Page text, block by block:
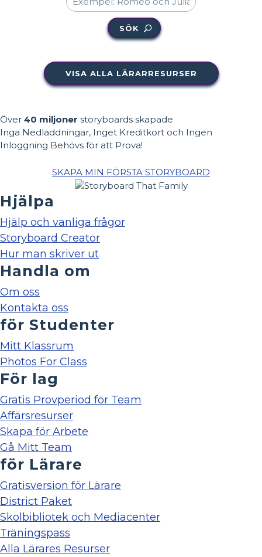
SÖK
VISA ALLA LÄRARRESURSER
Över 40 miljoner storyboards skapade
Inga Nedladdningar, Inget Kreditkort och Ingen
Inloggning Behövs för att Prova!
SKAPA MIN FÖRSTA STORYBOARD
Hjälpa
Hjälp och vanliga frågor
Storyboard Creator
Hur man skriver ut
Handla om
Om oss
Kontakta oss
för Studenter
Mitt Klassrum
Photos For Class
För lag
Gratis Provperiod för Team
Affärsresurser
Skapa för Arbete
Gå Mitt Team
för Lärare
Gratisversion för Lärare
District Paket
Skolbibliotek och Mediacenter
Träningspass
Alla Lärares Resurser